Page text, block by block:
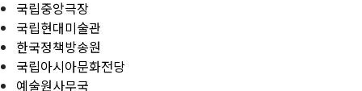
국립중앙극장
국립현대미술관
한국정책방송원
국립아시아문화전당
예술원사무국